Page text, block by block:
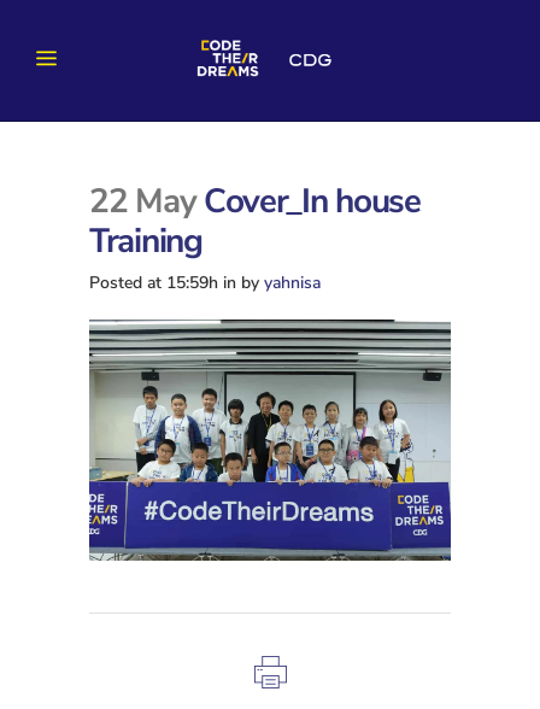
22 MayCover_In house
Training
Posted at 15:59h in by yahnisa